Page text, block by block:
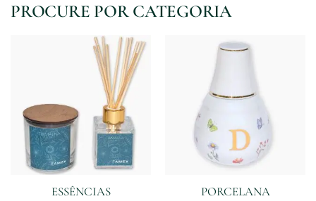
PROCURE POR CATEGORIA
ESSÊNCIAS PORCELANA